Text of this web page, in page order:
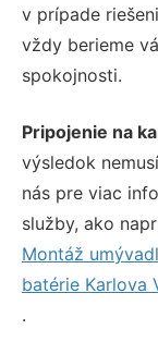
v prípade
vždy berieme
spokojnosti.
Pripojenie na
výsledok
nás pre viac
služby, ako
Montáž
batérie Karlova
.